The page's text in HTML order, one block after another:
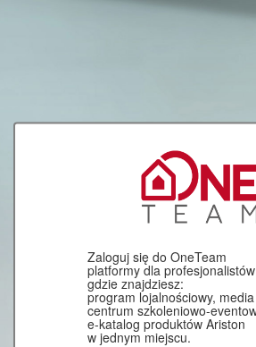
Zaloguj się do OneTeam
platformy dla profesjonalistów
gdzie znajdziesz:
program lojalnościowy,
centrum szkoleniowo-
e-katalog produktów Ariston
w jednym miejscu.